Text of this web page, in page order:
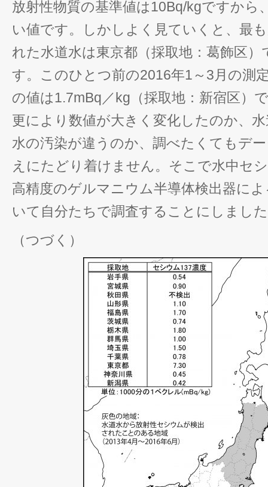
放射性物質の基準値は10Bq/kgですから
い値です。しかしよく見ていくと、最
れた水道水は東京都（採取地：葛飾区
す。このひとつ前の2016年1～3月の測
の値は1.7mBq／kg（採取地：新宿区）
更により数値が大きく変化したのか、
水の汚染が違うのか、調べたくてもデ
えにたどり着けません。そこで水中セ
高精度のゲルマニウム半導体検出器に
いて自分たちで調査することにしまし
（つづく）